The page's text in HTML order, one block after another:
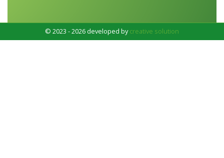
© 2023 - 2026 developed bycreative solution